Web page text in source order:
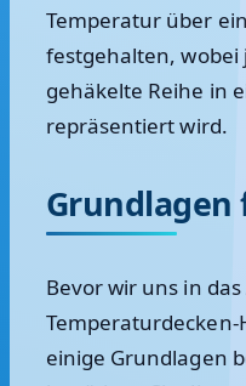
Temperatur über
festgehalten, wobei
gehäkelte Reihe in
repräsentiert wird.
Bevor wir uns in
einige Grundlagen